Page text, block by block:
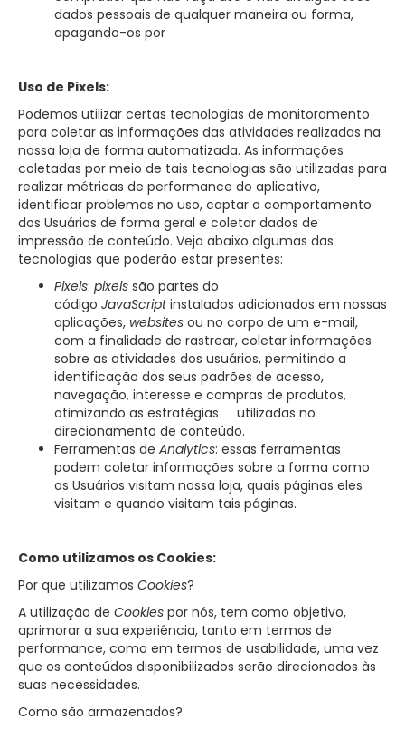
dados pessoais de qualquer maneira ou forma,
apagando-os por
Uso de Pixels:
Podemos utilizar certas tecnologias de monitoramento
para coletar as informações das atividades realizadas na
nossa loja de forma automatizada. As informações
coletadas por meio de tais tecnologias são utilizadas para
realizar métricas de performance do aplicativo,
identificar problemas no uso, captar o comportamento
dos Usuários de forma geral e coletar dados de
impressão de conteúdo. Veja abaixo algumas das
tecnologias que poderão estar presentes:
Pixels: pixels são partes do
código JavaScriptinstalados adicionados em nossas
aplicações, websites ou no corpo de um e-mail,
com a finalidade de rastrear, coletar informações
sobre as atividades dos usuários, permitindo a
identificação dos seus padrões de acesso,
navegação, interesse e compras de produtos,
otimizando as estratégias utilizadas no
direcionamento de conteúdo.
Ferramentas de Analytics: essas ferramentas
podem coletar informações sobre a forma como
os Usuários visitam nossa loja, quais páginas eles
visitam e quando visitam tais páginas.
Como utilizamos os Cookies:
Por que utilizamos Cookies?
A utilização de Cookies por nós, tem como objetivo,
aprimorar a sua experiência, tanto em termos de
performance, como em termos de usabilidade, uma vez
que os conteúdos disponibilizados serão direcionados às
suas necessidades.
Como são armazenados?